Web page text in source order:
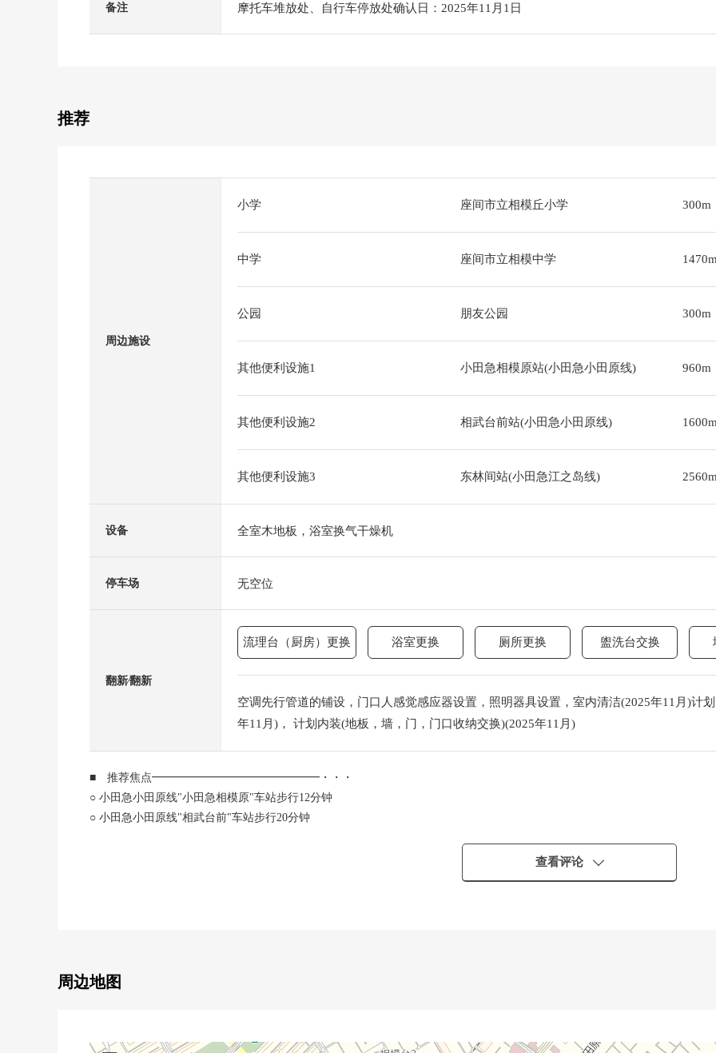
备注 摩托车堆放处、自行车停放处确认日：2025年11月1日
推荐
周边施设
小学 座间市立相模丘小学 300m
中学 座间市立相模中学
公园 朋友公园 300m
其他便利设施1 小田急相模原站(小田急小田原线) 960m
其他便利设施2 相武台前站(小田急小田原线)
其他便利设施3 东林间站(小田急江之岛线)
设备 全室木地板，浴室换气干燥机
停车场 无空位
翻新⁄翻新
流理台（厨房）更换 浴室更换 厕所更换 盥洗台交换
空调先行管道的铺设，门口人感觉感应器设置，照明器具设置，室内清洁(2025年11月)计
年11月)， 计划内装(地板，墙，门，门口收纳交换)(2025年11月)
■ 推荐焦点━━━━━━━━━━━━━━━・・・
○ 小田急小田原线"小田急相模原"车站步行12分钟
○ 小田急小田原线"相武台前"车站步行20分钟
○换新(地板地板·层瓷砖·Cross)
查看评论
周边地图